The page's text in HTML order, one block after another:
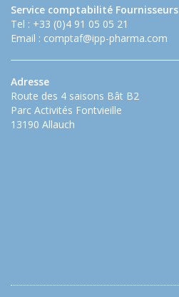
Service comptabilité Fournisseurs
Tel : +33 (0)4 91 05 05 21
Email : comptaf@ipp-pharma.com
Adresse
Route des 4 saisons Bât B2
Parc Activités Fontvieille
13190 Allauch